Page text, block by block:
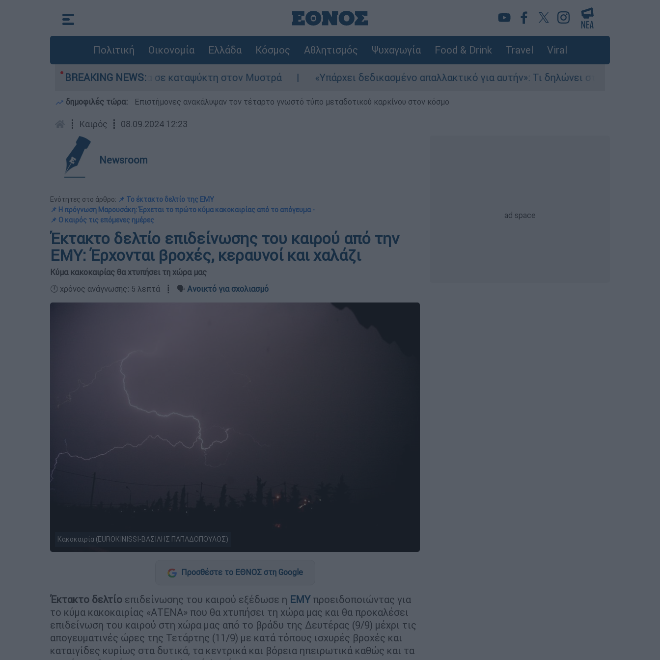
Πολιτική Οικονομία Ελλάδα Κόσμος Αθλητισμός Ψυχαγωγία Food & Drink Travel Viral
BREAKING NEWS:
νεκρό του πατέρα σε καταψύκτη στον Μυστρά «Υπάρχει δεδικασμένο απαλλακτικό για αυτήν»: Τι δηλώνει στο ethnos.gr ο Κώστας
δημοφιλές τώρα: Επιστήμονες ανακάλυψαν τον τέταρτο γνωστό τύπο μεταδοτικού καρκίνου στον κόσμο
┋ Καιρός ┋ 08.09.2024 12:23
Newsroom
Ενότητες στο άρθρο: 📌 Το έκτακτο δελτίο της ΕΜΥ
📌 Η πρόγνωση Μαρουσάκη: Έρχεται το πρώτο κύμα κακοκαιρίας από το απόγευμα -
📌 Ο καιρός τις επόμενες ημέρες
Έκτακτο δελτίο επιδείνωσης του καιρού από την
ΕΜΥ: Έρχονται βροχές, κεραυνοί και χαλάζι
Κύμα κακοκαιρίας θα χτυπήσει τη χώρα μας
🕛 χρόνος ανάγνωσης: 5 λεπτά ┋ 🗣️ Ανοικτό για σχολιασμό
Κακοκαιρία (EUROKINISSI-ΒΑΣΙΛΗΣ ΠΑΠΑΔΟΠΟΥΛΟΣ)
Προσθέστε το ΕΘΝΟΣ στη Google
Έκτακτο δελτίο επιδείνωσης του καιρού εξέδωσε η ΕΜΥ προειδοποιώντας για
το κύμα κακοκαιρίας «ΑΤΕΝΑ» που θα χτυπήσει τη χώρα μας και θα προκαλέσει
επιδείνωση του καιρού στη χώρα μας από το βράδυ της Δευτέρας (9/9) μέχρι τις
απογευματινές ώρες της Τετάρτης (11/9) με κατά τόπους ισχυρές βροχές και
καταιγίδες κυρίως στα δυτικά, τα κεντρικά και βόρεια ηπειρωτικά καθώς και τα